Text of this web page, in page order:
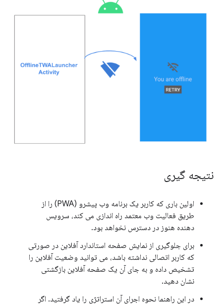
نتیجه گیری
اولین باری که کاربر یک برنامه وب پیشرو (PWA) را از
طریق فعالیت وب معتمد راه اندازی می کند، سرویس
دهنده هنوز در دسترس نخواهد بود.
برای جلوگیری از نمایش صفحه استاندارد آفلاین در صورتی
که کاربر اتصالی نداشته باشد، می توانید وضعیت آفلاین را
تشخیص داده و به جای آن یک صفحه آفلاین بازگشتی
نشان دهید.
در این راهنما نحوه اجرای آن استراتژی را یاد گرفتید. اگر